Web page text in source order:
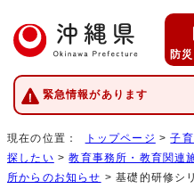
防
緊急情報があります
現在の位置： トップページ >子
探したい >教育事務所・教育関連
所からのお知らせ > 基礎的研修シ